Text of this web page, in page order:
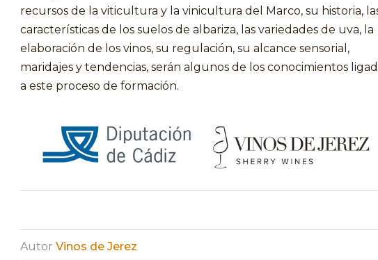
recursos de la viticultura y la vinicultura del Marco, su historia,
características de los suelos de albariza, las variedades de uva, la
elaboración de los vinos, su regulación, su alcance sensorial,
maridajes y tendencias, serán algunos de los conocimientos
a este proceso de formación.
Autor Vinos de Jerez